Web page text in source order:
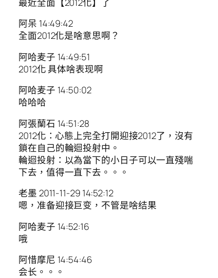
阿呆 14:49:42
全面2012化是啥意思啊？
阿哈麦子 14:49:51
2012化 具体啥表现啊
阿哈麦子 14:50:02
哈哈哈
阿張蘭石 14:51:28
2012化：心態上完全打開迎接2012了，沒有
鎖在自己的輪迴投射中。
輪迴投射：以為當下的小日子可以一直殘喘
下去，值得一直下去。。。
老墨 2011-11-29 14:52:12
嗯，准备迎接巨变，不管是啥结果
阿哈麦子 14:52:16
哦
阿惜摩尼 14:54:46
会长。。。